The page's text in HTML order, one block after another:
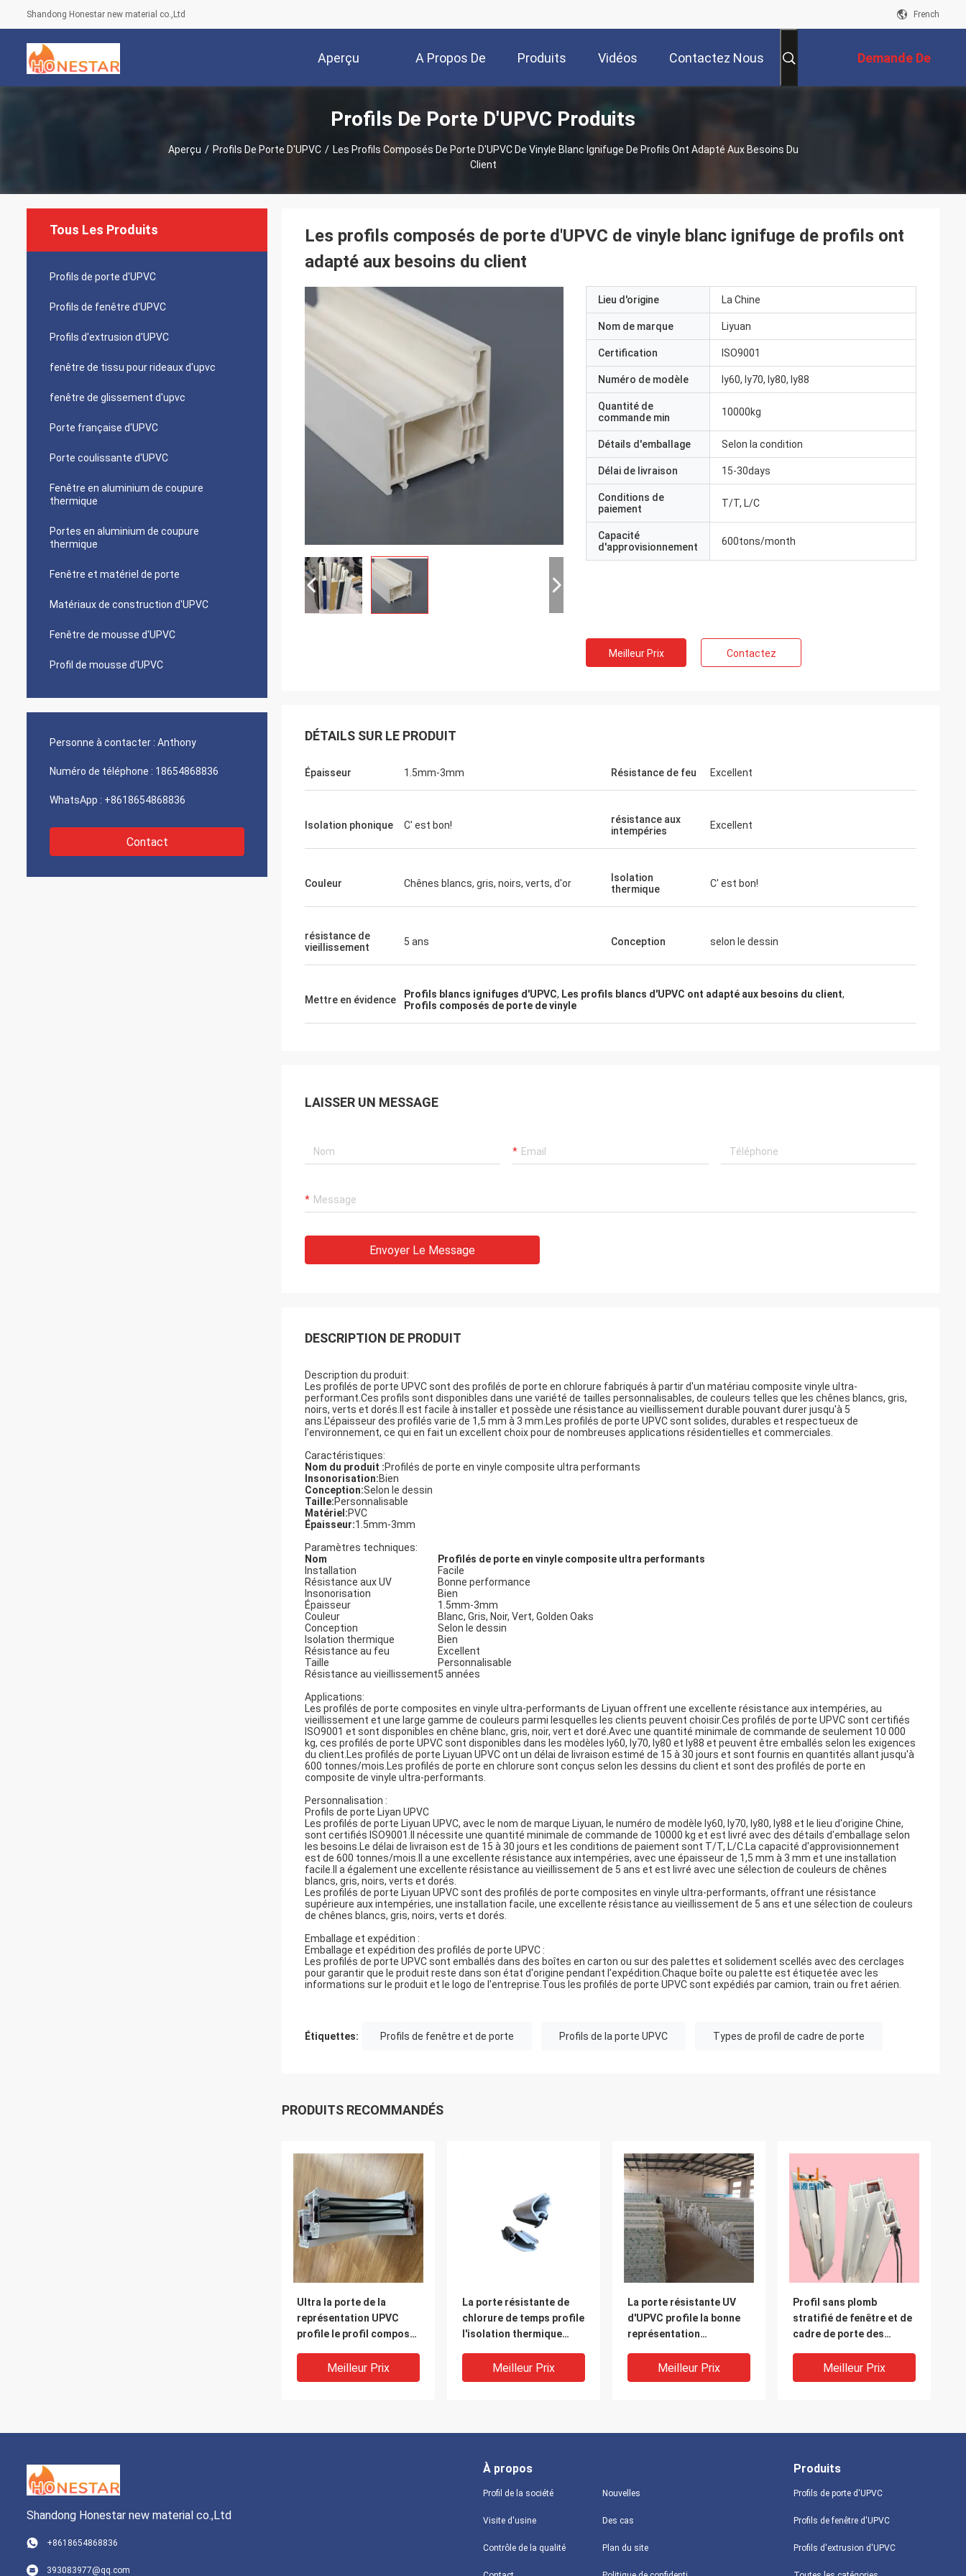
Shandong Honestar new material co.,Ltd French
Aperçu A Propos De
Nous
Produits Vidéos Contactez Nous Demande De
Soumission
Profils De Porte D'UPVC Produits
Aperçu / Profils De Porte D'UPVC / Les Profils Composés De Porte D'UPVC De Vinyle Blanc Ignifuge De Profils Ont Adapté Aux Besoins Du
Client
Tous Les Produits
Profils de porte d'UPVC
Profils de fenêtre d'UPVC
Profils d'extrusion d'UPVC
fenêtre de tissu pour rideaux d'upvc
fenêtre de glissement d'upvc
Porte française d'UPVC
Porte coulissante d'UPVC
Fenêtre en aluminium de coupure
thermique
Portes en aluminium de coupure
thermique
Fenêtre et matériel de porte
Matériaux de construction d'UPVC
Fenêtre de mousse d'UPVC
Profil de mousse d'UPVC
Personne à contacter : Anthony
Numéro de téléphone : 18654868836
WhatsApp : +8618654868836
Contact
Les profils composés de porte d'UPVC de vinyle blanc ignifuge de profils ont
adapté aux besoins du client
Lieu d'origine La Chine
Nom de marque Liyuan
Certification ISO9001
Numéro de modèle ly60, ly70, ly80, ly88
Quantité de
commande min
10000kg
Détails d'emballage Selon la condition
Délai de livraison 15-30days
Conditions de
paiement
T/T, L/C
Capacité
d'approvisionnement
600tons/month
Meilleur Prix Contactez
DÉTAILS SUR LE PRODUIT
Épaisseur 1.5mm-3mm Résistance de feu Excellent
Isolation phonique C' est bon!
résistance aux
intempéries
Excellent
Couleur Chênes blancs, gris, noirs, verts, d'or
Isolation
thermique
C' est bon!
résistance de
vieillissement
5 ans Conception selon le dessin
Mettre en évidence Profils blancs ignifuges d'UPVC, Les profils blancs d'UPVC ont adapté aux besoins du client,
Profils composés de porte de vinyle
LAISSER UN MESSAGE
Envoyer Le Message
DESCRIPTION DE PRODUIT
Description du produit:
Les profilés de porte UPVC sont des profilés de porte en chlorure fabriqués à partir d'un matériau composite vinyle ultra-
performant.Ces profils sont disponibles dans une variété de tailles personnalisables, de couleurs telles que les chênes blancs, gris,
noirs, verts et dorés.Il est facile à installer et possède une résistance au vieillissement durable pouvant durer jusqu'à 5
ans.L'épaisseur des profilés varie de 1,5 mm à 3 mm.Les profilés de porte UPVC sont solides, durables et respectueux de
l'environnement, ce qui en fait un excellent choix pour de nombreuses applications résidentielles et commerciales.
Caractéristiques:
Nom du produit :Profilés de porte en vinyle composite ultra performants
Insonorisation:Bien
Conception:Selon le dessin
Taille:Personnalisable
Matériel:PVC
Épaisseur:1.5mm-3mm
Paramètres techniques:
Nom
Profilés de porte en vinyle composite ultra performants
Installation
Facile
Résistance aux UV
Bonne performance
Insonorisation
Bien
Épaisseur
1.5mm-3mm
Couleur
Blanc, Gris, Noir, Vert, Golden Oaks
Conception
Selon le dessin
Isolation thermique
Bien
Résistance au feu
Excellent
Taille
Personnalisable
Résistance au vieillissement5 années
Applications:
Les profilés de porte composites en vinyle ultra-performants de Liyuan offrent une excellente résistance aux intempéries, au
vieillissement et une large gamme de couleurs parmi lesquelles les clients peuvent choisir.Ces profilés de porte UPVC sont certifiés
ISO9001 et sont disponibles en chêne blanc, gris, noir, vert et doré.Avec une quantité minimale de commande de seulement 10 000
kg, ces profilés de porte UPVC sont disponibles dans les modèles ly60, ly70, ly80 et ly88 et peuvent être emballés selon les exigences
du client.Les profilés de porte Liyuan UPVC ont un délai de livraison estimé de 15 à 30 jours et sont fournis en quantités allant jusqu'à
600 tonnes/mois.Les profilés de porte en chlorure sont conçus selon les dessins du client et sont des profilés de porte en
composite de vinyle ultra-performants.
Personnalisation :
Profils de porte Liyan UPVC
Les profilés de porte Liyuan UPVC, avec le nom de marque Liyuan, le numéro de modèle ly60, ly70, ly80, ly88 et le lieu d'origine Chine,
sont certifiés ISO9001.Il nécessite une quantité minimale de commande de 10000 kg et est livré avec des détails d'emballage selon
les besoins.Le délai de livraison est de 15 à 30 jours et les conditions de paiement sont T/T, L/C.La capacité d'approvisionnement
est de 600 tonnes/mois.Il a une excellente résistance aux intempéries, avec une épaisseur de 1,5 mm à 3 mm et une installation
facile.Il a également une excellente résistance au vieillissement de 5 ans et est livré avec une sélection de couleurs de chênes
blancs, gris, noirs, verts et dorés.
Les profilés de porte Liyuan UPVC sont des profilés de porte composites en vinyle ultra-performants, offrant une résistance
supérieure aux intempéries, une installation facile, une excellente résistance au vieillissement de 5 ans et une sélection de couleurs
de chênes blancs, gris, noirs, verts et dorés.
Emballage et expédition :
Emballage et expédition des profilés de porte UPVC :
Les profilés de porte UPVC sont emballés dans des boîtes en carton ou sur des palettes et solidement scellés avec des cerclages
pour garantir que le produit reste dans son état d'origine pendant l'expédition.Chaque boîte ou palette est étiquetée avec les
informations sur le produit et le logo de l'entreprise.Tous les profilés de porte UPVC sont expédiés par camion, train ou fret aérien.
Étiquettes: Profils de fenêtre et de porte Profils de la porte UPVC Types de profil de cadre de porte
PRODUITS RECOMMANDÉS
Ultra la porte de la
représentation UPVC
profile le profil composé
Meilleur Prix
La porte résistante de
chlorure de temps profile
l'isolation thermique
Meilleur Prix
La porte résistante UV
d'UPVC profile la bonne
représentation
Meilleur Prix
Profil sans plomb
stratifié de fenêtre et de
cadre de porte des
Meilleur Prix
Profils composés faits La porte de la meilleure Porte résistante au feu
Shandong Honestar new material co.,Ltd
+8618654868836
393083977@qq.com
À propos
Profil de la société
Visite d'usine
Contrôle de la qualité
Nouvelles
Des cas
Plan du site
Produits
Profils de porte d'UPVC
Profils de fenêtre d'UPVC
Profils d'extrusion d'UPVC